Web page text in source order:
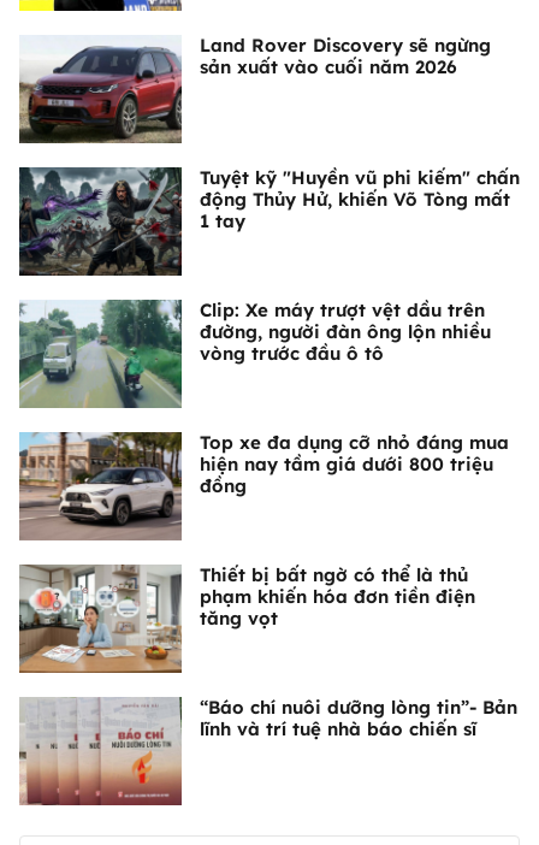
Land Rover Discovery sẽ ngừng
sản xuất vào cuối năm 2026
Tuyệt kỹ "Huyền vũ phi kiếm" chấn
động Thủy Hử, khiến Võ Tòng mất
1 tay
Clip: Xe máy trượt vệt dầu trên
đường, người đàn ông lộn nhiều
vòng trước đầu ô tô
Top xe đa dụng cỡ nhỏ đáng mua
hiện nay tầm giá dưới 800 triệu
đồng
Thiết bị bất ngờ có thể là thủ
phạm khiến hóa đơn tiền điện
tăng vọt
“Báo chí nuôi dưỡng lòng tin”- Bản
lĩnh và trí tuệ nhà báo chiến sĩ